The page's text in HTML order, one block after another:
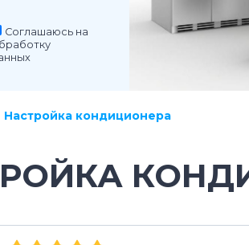
Соглашаюсь на
Настройка кондиционера